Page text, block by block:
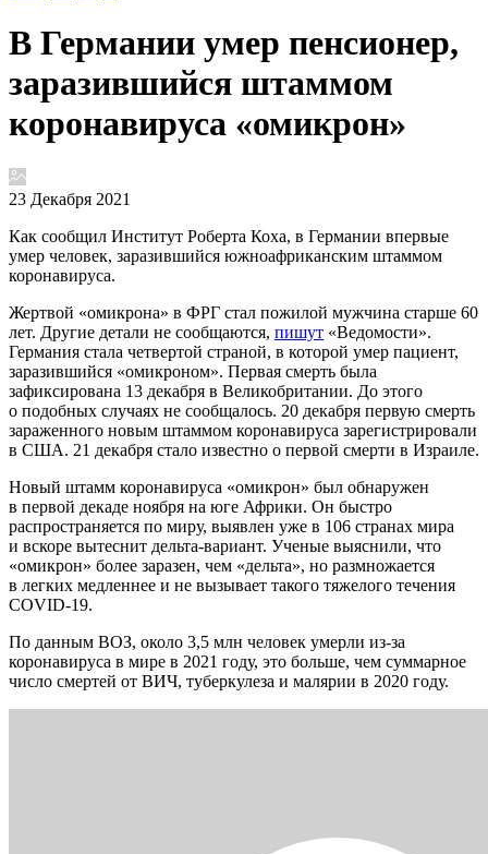
В Германии умер пенсионер,
заразившийся штаммом
коронавируса «омикрон»
23 Декабря 2021
Как сообщил Институт Роберта Коха, в Германии впервые
умер человек, заразившийся южноафриканским штаммом
коронавируса.
Жертвой «омикрона» в ФРГ стал пожилой мужчина старше 60
лет. Другие детали не сообщаются, пишут «Ведомости».
Германия стала четвертой страной, в которой умер пациент,
заразившийся «омикроном». Первая смерть была
зафиксирована 13 декабря в Великобритании. До этого
о подобных случаях не сообщалось. 20 декабря первую смерть
зараженного новым штаммом коронавируса зарегистрировали
в США. 21 декабря стало известно о первой смерти в Израиле.
Новый штамм коронавируса «омикрон» был обнаружен
в первой декаде ноября на юге Африки. Он быстро
распространяется по миру, выявлен уже в 106 странах мира
и вскоре вытеснит дельта-вариант. Ученые выяснили, что
«омикрон» более заразен, чем «дельта», но размножается
в легких медленнее и не вызывает такого тяжелого течения
COVID-19.
По данным ВОЗ, около 3,5 млн человек умерли из-за
коронавируса в мире в 2021 году, это больше, чем суммарное
число смертей от ВИЧ, туберкулеза и малярии в 2020 году.